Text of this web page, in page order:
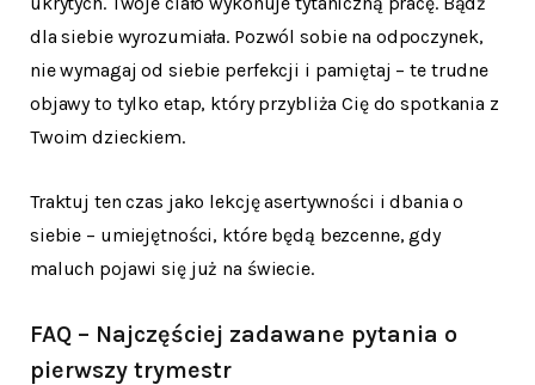
dla siebie wyrozumiała. Pozwól sobie na odpoczynek,
nie wymagaj od siebie perfekcji i pamiętaj – te trudne
objawy to tylko etap, który przybliża Cię do spotkania z
Twoim dzieckiem.
Traktuj ten czas jako lekcję asertywności i dbania o
siebie – umiejętności, które będą bezcenne, gdy
maluch pojawi się już na świecie.
FAQ – Najczęściej zadawane pytania o
pierwszy trymestr